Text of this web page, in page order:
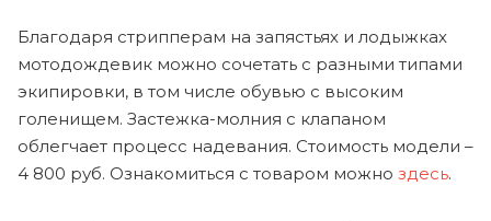
Благодаря стрипперам на запястьях и лодыжках
мотодождевик можно сочетать с разными типами
экипировки, в том числе обувью с высоким
голенищем. Застежка-молния с клапаном
облегчает процесс надевания. Стоимость модели –
4 800 руб. Ознакомиться с товаром можно здесь.